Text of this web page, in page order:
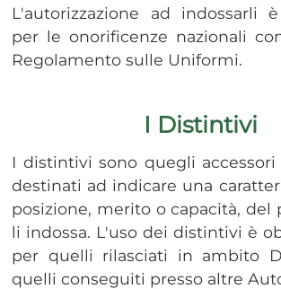
L'autorizzazione ad indossarli
per le onorificenze nazionali
Regolamento sulle Uniformi.
I Distintivi
​​I distintivi sono quegli
destinati ad indicare una
posizione, merito o capacità, del
li indossa. L'uso dei distintivi è
per quelli rilasciati in ambito
quelli conseguiti presso altre